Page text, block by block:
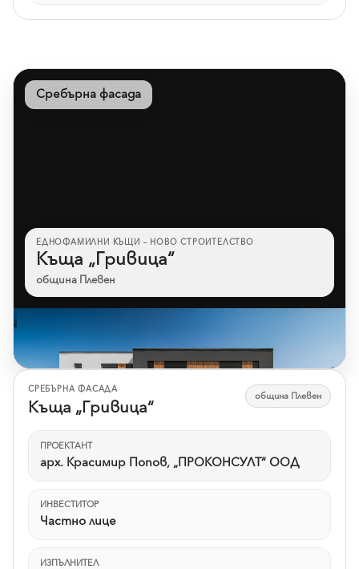
Сребърна фасада
ЕДНОФАМИЛНИ КЪЩИ – НОВО СТРОИТЕЛСТВО
Къща „Гривица“
община Плевен
Към референцията
СРЕБЪРНА ФАСАДА
Къща „Гривица“ община Плевен
ПРОЕКТАНТ
арх. Красимир Попов, „ПРОКОНСУЛТ“ ООД
ИНВЕСТИТОР
Частно лице
ИЗПЪЛНИТЕЛ